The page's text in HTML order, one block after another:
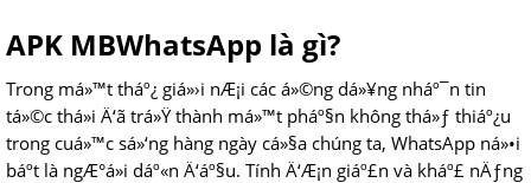
APK MBWhatsApp là gì?
Trong má»™t tháº¿ giá»›i nÆ¡i các á»©ng dá»¥ng nháº¯n tin
tá»©c thá»i Ä‘ã trá»Ÿ thành má»™t pháº§n không thá»ƒ thiáº¿u
trong cuá»™c sá»‘ng hàng ngày cá»§a chúng ta, WhatsApp ná»•i
báº­t là ngÆ°á»i dáº«n Ä‘áº§u. Tính Ä‘Æ¡n giáº£n và kháº£ nÄƒng